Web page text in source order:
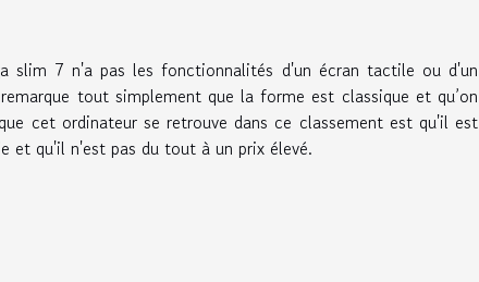
slim 7 n'a pas les fonctionnalités d'un écran tactile ou d'un
tout simplement que la forme est classique et qu’on
cet ordinateur se retrouve dans ce classement est qu'il est
et qu'il n'est pas du tout à un prix élevé.